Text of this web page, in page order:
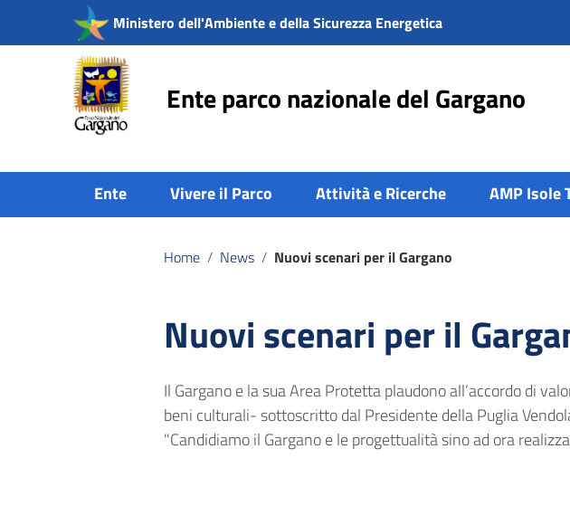
Vai ai contenuti
Vai al menu di navigazione
Vai al footer
Ministero dell'Ambiente e della Sicurezza Energetica
Ente parco nazionale del Gargano
Ente Vivere il Parco Attività e Ricerche AMP Isole
Home / News / Nuovi scenari per il Gargano
Nuovi scenari per il
Il Gargano e la sua Area Protetta plaudono all’accordo di
beni culturali- sottoscritto dal Presidente della Puglia
"Candidiamo il Gargano e le progettualità sino ad ora